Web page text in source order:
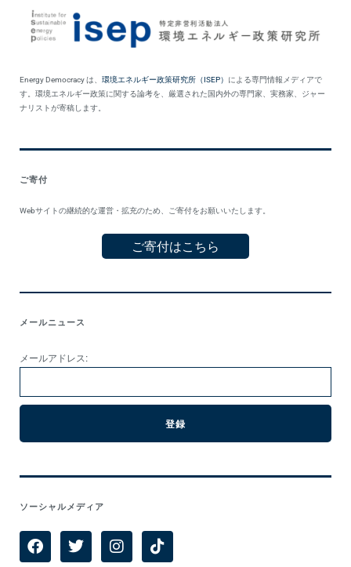
Energy Democracy は、 環境エネルギー政策研究所（ISEP） による専門情報メディアで
す。環境エネルギー政策に関する論考を、厳選された国内外の専門家、実務家、ジャー
ナリストが寄稿します。
ご寄付
Webサイトの継続的な運営・拡充のため、ご寄付をお願いいたします。
ご寄付はこちら
メールニュース
メールアドレス:
ソーシャルメディア